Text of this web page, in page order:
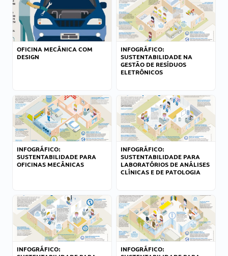
OFICINA MECÂNICA COM
DESIGN
INFOGRÁFICO:
SUSTENTABILIDADE NA
GESTÃO DE RESÍDUOS
ELETRÔNICOS
INFOGRÁFICO:
SUSTENTABILIDADE PARA
OFICINAS MECÂNICAS
INFOGRÁFICO:
SUSTENTABILIDADE PARA
LABORATÓRIOS DE ANÁLISES
CLÍNICAS E DE PATOLOGIA
INFOGRÁFICO:
INFOGRÁFICO: